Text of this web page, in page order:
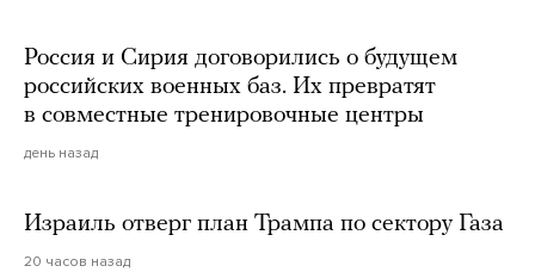
Россия и Сирия договорились о будущем
российских военных баз. Их превратят
в совместные тренировочные центры
день назад
Израиль отверг план Трампа по сектору Газа
20 часов назад